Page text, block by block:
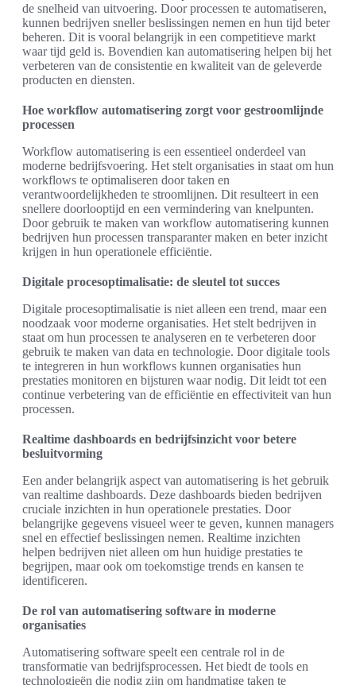
de snelheid van uitvoering. Door processen te automatiseren,
kunnen bedrijven sneller beslissingen nemen en hun tijd beter
beheren. Dit is vooral belangrijk in een competitieve markt
waar tijd geld is. Bovendien kan automatisering helpen bij het
verbeteren van de consistentie en kwaliteit van de geleverde
producten en diensten.
Hoe workflow automatisering zorgt voor gestroomlijnde
processen
Workflow automatisering is een essentieel onderdeel van
moderne bedrijfsvoering. Het stelt organisaties in staat om hun
workflows te optimaliseren door taken en
verantwoordelijkheden te stroomlijnen. Dit resulteert in een
snellere doorlooptijd en een vermindering van knelpunten.
Door gebruik te maken van workflow automatisering kunnen
bedrijven hun processen transparanter maken en beter inzicht
krijgen in hun operationele efficiëntie.
Digitale procesoptimalisatie: de sleutel tot succes
Digitale procesoptimalisatie is niet alleen een trend, maar een
noodzaak voor moderne organisaties. Het stelt bedrijven in
staat om hun processen te analyseren en te verbeteren door
gebruik te maken van data en technologie. Door digitale tools
te integreren in hun workflows kunnen organisaties hun
prestaties monitoren en bijsturen waar nodig. Dit leidt tot een
continue verbetering van de efficiëntie en effectiviteit van hun
processen.
Realtime dashboards en bedrijfsinzicht voor betere
besluitvorming
Een ander belangrijk aspect van automatisering is het gebruik
van realtime dashboards. Deze dashboards bieden bedrijven
cruciale inzichten in hun operationele prestaties. Door
belangrijke gegevens visueel weer te geven, kunnen managers
snel en effectief beslissingen nemen. Realtime inzichten
helpen bedrijven niet alleen om hun huidige prestaties te
begrijpen, maar ook om toekomstige trends en kansen te
identificeren.
De rol van automatisering software in moderne
organisaties
Automatisering software speelt een centrale rol in de
transformatie van bedrijfsprocessen. Het biedt de tools en
technologieën die nodig zijn om handmatige taken te